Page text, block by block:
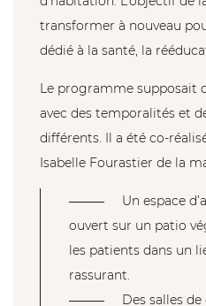
DÉCORATION
INTÉRIEUR
AUTORISATIONS
ADMINISTRATIVES
ADMINISTRATIVES
HÔTELLERIE
/ MEUBLÉ
TOURISME
18
transformer à nouveau
dédié à la santé, la
Le programme supposait
avec des temporalités et
différents. Il a été co-
Isabelle Fourastier de la
Un espace
ouvert sur un patio
les patients dans un
rassurant.
Des salles